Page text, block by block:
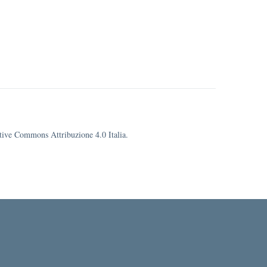
Commons Attribuzione 4.0 Italia.